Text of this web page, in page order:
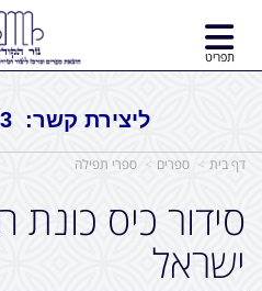
ליצירת קשר: 054-4314043
תפריט
דף בית ספרים ספרי תפילה
סידור כיס
ישראל